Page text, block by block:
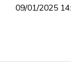
09/01/2025